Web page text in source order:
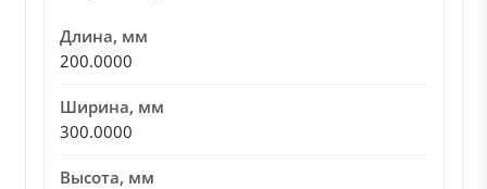
Длина, мм
200.0000
Ширина, мм
300.0000
Высота, мм